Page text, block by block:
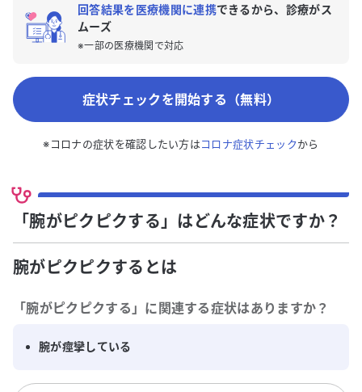
回答結果を医療機関に連携できるから、診療がス
ムーズ
※一部の医療機関で対応
症状チェックを開始する（無料）
※コロナの症状を確認したい方はコロナ症状チェックから
「腕がピクピクする」はどんな症状ですか？
腕がピクピクする とは
「腕がピクピクする 」に関連する症状はありますか？
腕が痙攣している